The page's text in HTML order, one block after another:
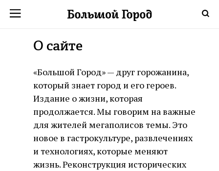
О сайте
«Большой Город» — друг горожанина,
который знает город и его героев.
Издание о жизни, которая
продолжается. Мы говорим на важные
для жителей мегаполисов темы. Это
новое в гастрокультуре, развлечениях
и технологиях, которые меняют
жизнь. Реконструкция исторических